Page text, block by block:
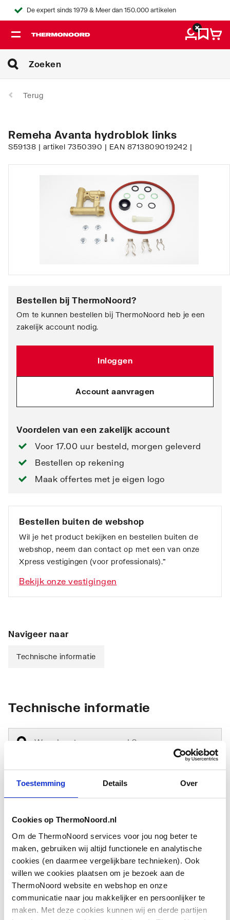
Toestemming Details Over
Cookies op ThermoNoord.nl
Om de ThermoNoord services voor jou nog beter te
maken, gebruiken wij altijd functionele en analytische
cookies (en daarmee vergelijkbare technieken). Ook
willen we cookies plaatsen om je bezoek aan de
ThermoNoord website en webshop en onze
communicatie naar jou makkelijker en persoonlijker te
maken. Met deze cookies kunnen wij en derde partijen
De expert sinds 1979 & Meer dan 150.000 artikelen
Terug
Remeha Avanta hydroblok links
S59138 | artikel 7350390 | EAN 8713809019242 |
Bestellen bij ThermoNoord?
Om te kunnen bestellen bij ThermoNoord heb je een
zakelijk account nodig.
Inloggen
Account aanvragen
Voordelen van een zakelijk account
Voor 17.00 uur besteld, morgen geleverd
Bestellen op rekening
Maak offertes met je eigen logo
Bestellen buiten de webshop
Wil je het product bekijken en bestellen buiten de
webshop, neem dan contact op met een van onze
Xpress vestigingen (voor professionals).”
Bekijk onze vestigingen
Navigeer naar
Technische informatie
Technische informatie
Type
Overig
Toebehoren Nee
Onderdeel Ja